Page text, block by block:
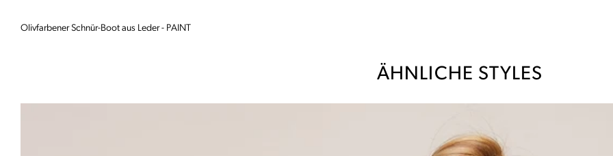
Olivfarbener Schnür-Boot aus Leder - PAINT
ÄHNLICHE STYLES